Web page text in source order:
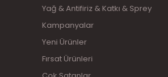
Yağ & Antifiriz & Katkı & Sprey
Kampanyalar
Yeni Ürünler
Fırsat Ürünleri